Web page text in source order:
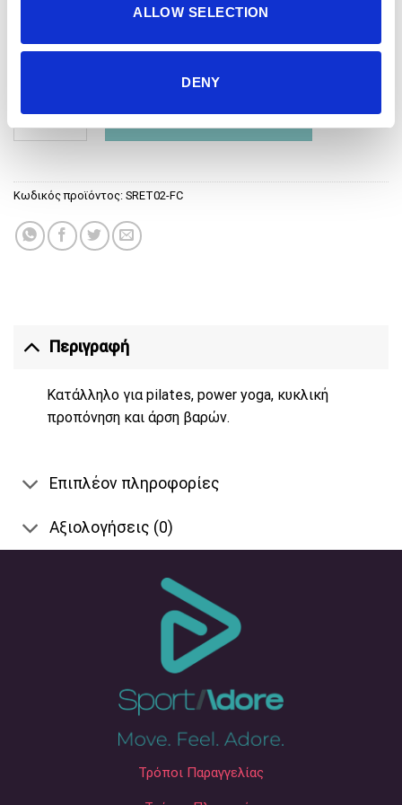
ALLOW SELECTION
DENY
RETROGRADE CRISS CROSS BRA TOP - COBBLESTONE
Κωδικός προϊόντος: SRET02-FC
Περιγραφή
Κατάλληλο για pilates, power yoga, κυκλική
προπόνηση και άρση βαρών.
Επιπλέον πληροφορίες
Αξιολογήσεις (0)
Τρόποι Παραγγελίας